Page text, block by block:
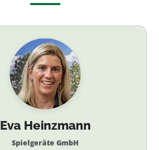
Eva Heinzmann
Spielgeräte GmbH